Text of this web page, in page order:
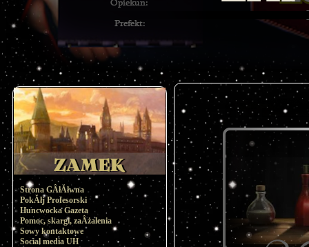
Strona GÂłĂłwna
PokĂłj Profesorski
Huncwocka Gazeta
Pomoc, skargi, zaÂżalenia
Sowy kontaktowe
Social media UH